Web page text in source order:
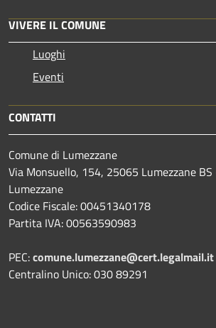
VIVERE IL COMUNE
Luoghi
Eventi
CONTATTI
Comune di Lumezzane
Via Monsuello, 154, 25065 Lumezzane
Lumezzane
Codice Fiscale: 00451340178
Partita IVA: 00563590983
PEC:comune.lumezzane@cert.legalmail.it
Centralino Unico: 030 89291